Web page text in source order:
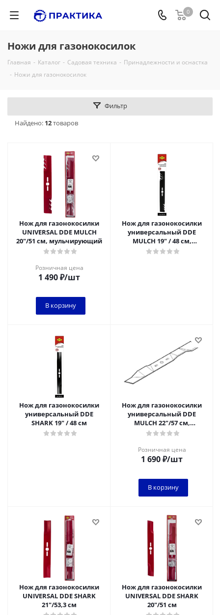
0
Ножи для газонокосилок
Главная - Каталог - Садовая техника - Принадлежности и оснастка
- Ножи для газонокосилок
Фильтр
Найдено: 12товаров
Нож для газонокосилки
UNIVERSAL DDE MULCH
20"/51 см, мульчирующий
Розничная цена
1 490₽/шт
В корзину
Нож для газонокосилки
универсальный DDE
MULCH 19" / 48 см,
мульчирующий
Нож для газонокосилки
универсальный DDE
SHARK 19" / 48 см
Нож для газонокосилки
универсальный DDE
MULCH 22"/57 см,
мульчирующий
Розничная цена
1 690₽/шт
В корзину
Нож для газонокосилки
UNIVERSAL DDE SHARK
21"/53,3 см
Нож для газонокосилки
UNIVERSAL DDE SHARK
20"/51 см